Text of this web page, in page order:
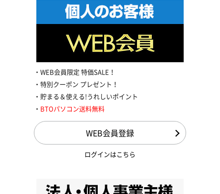
WEB会員限定 特価SALE！
特別クーポン プレゼント！
貯まる＆使える!うれしいポイント
BTOパソコン送料無料
WEB会員登録
ログインはこちら